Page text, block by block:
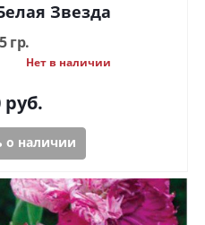
Звезда
гр.
Нет в наличии
руб.
о наличии